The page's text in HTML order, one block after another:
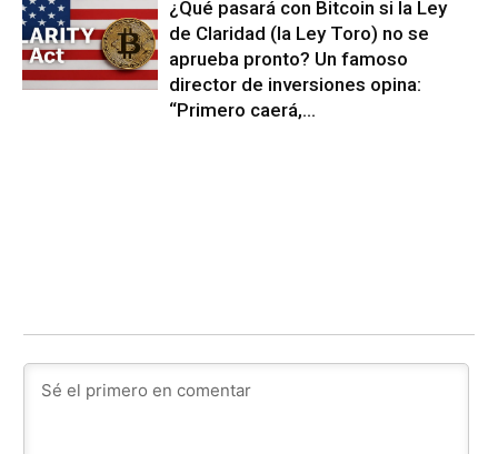
¿Qué pasará con Bitcoin si la Ley
de Claridad (la Ley Toro) no se
aprueba pronto? Un famoso
director de inversiones opina:
“Primero caerá,...